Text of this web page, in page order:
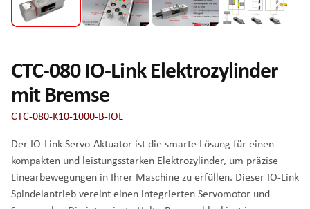
CTC-080 IO-Link Elektrozylinder
mit Bremse
CTC-080-K10-1000-B-IOL
Der IO-Link Servo-Aktuator ist die smarte Lösung für einen
kompakten und leistungsstarken Elektrozylinder, um präzise
Linearbewegungen in Ihrer Maschine zu erfüllen. Dieser IO-Link
Spindelantrieb vereint einen integrierten Servomotor und